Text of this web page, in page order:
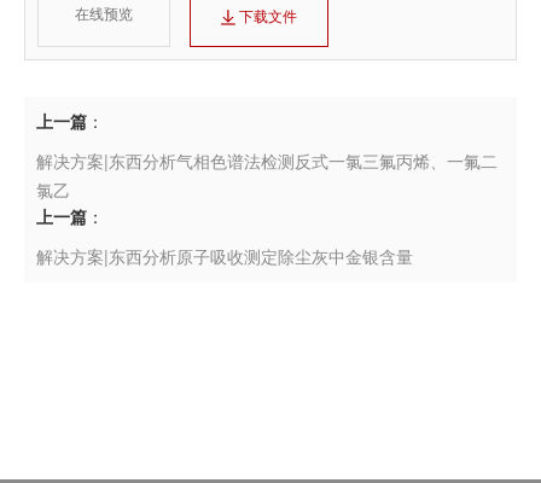
在线预览 下载文件
上一篇 ：
解决方案|东西分析气相色谱法检测反式一氯三氟丙烯、一氟二
氯乙
上一篇 ：
解决方案|东西分析原子吸收测定除尘灰中金银含量